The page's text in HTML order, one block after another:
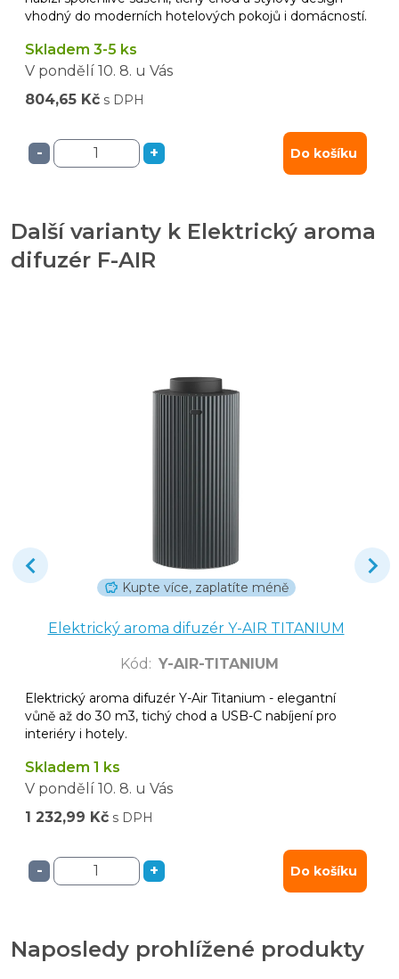
vhodný do moderních hotelových pokojů i domácností.
Skladem 3-5 ks
V pondělí 10. 8. u Vás
804,65 Kč s DPH
- + Do košíku
Další varianty k Elektrický aroma
difuzér F-AIR
Kupte více, zaplatíte méně
Elektrický aroma difuzér Y-AIR TITANIUM
Kód : Y-AIR-TITANIUM
Elektrický aroma difuzér Y-Air Titanium - elegantní
vůně až do 30 m3, tichý chod a USB-C nabíjení pro
interiéry i hotely.
Skladem 1 ks
V pondělí 10. 8. u Vás
1 232,99 Kč s DPH
- + Do košíku
Naposledy prohlížené produkty